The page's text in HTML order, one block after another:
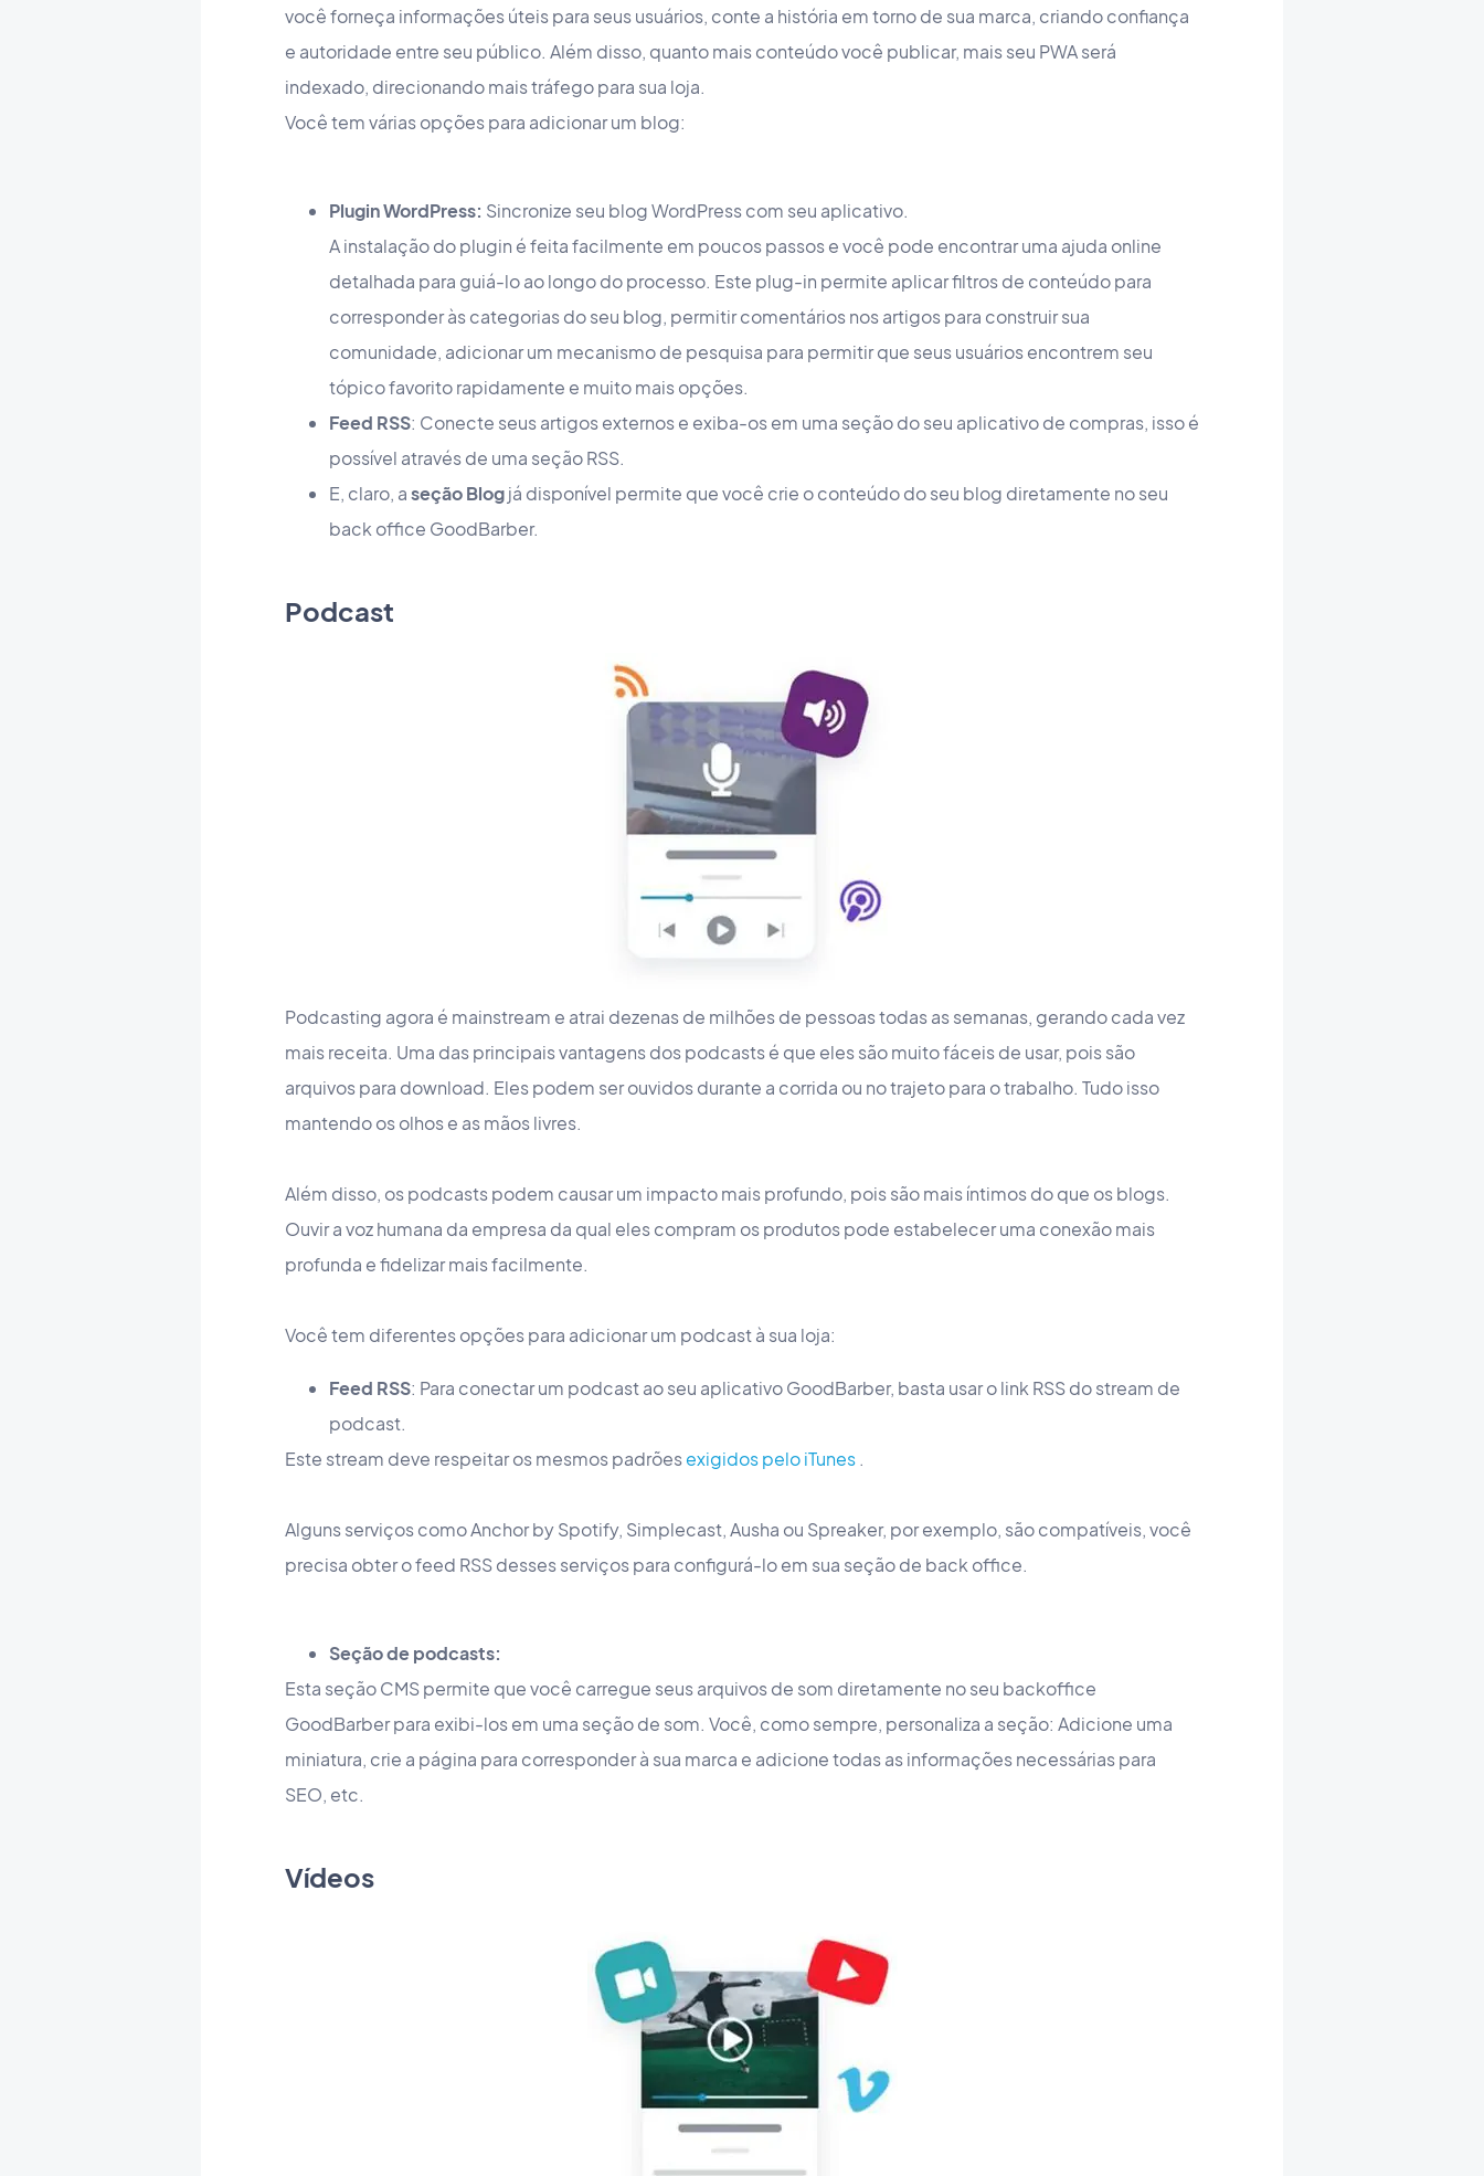
você forneça informações úteis para seus usuários, conte a história em torno de sua marca, criando confiança
e autoridade entre seu público. Além disso, quanto mais conteúdo você publicar, mais seu PWA será
indexado, direcionando mais tráfego para sua loja.
Você tem várias opções para adicionar um blog:
Plugin WordPress: Sincronize seu blog WordPress com seu aplicativo.
A instalação do plugin é feita facilmente em poucos passos e você pode encontrar uma ajuda online
detalhada para guiá-lo ao longo do processo. Este plug-in permite aplicar filtros de conteúdo para
corresponder às categorias do seu blog, permitir comentários nos artigos para construir sua
comunidade, adicionar um mecanismo de pesquisa para permitir que seus usuários encontrem seu
tópico favorito rapidamente e muito mais opções.
Feed RSS: Conecte seus artigos externos e exiba-os em uma seção do seu aplicativo de compras, isso é
possível através de uma seção RSS.
E, claro, aseção Blogjá disponível permite que você crie o conteúdo do seu blog diretamente no seu
back office GoodBarber.
Podcast
Podcasting agora é mainstream e atrai dezenas de milhões de pessoas todas as semanas, gerando cada vez
mais receita. Uma das principais vantagens dos podcasts é que eles são muito fáceis de usar, pois são
arquivos para download. Eles podem ser ouvidos durante a corrida ou no trajeto para o trabalho. Tudo isso
mantendo os olhos e as mãos livres.
Além disso, os podcasts podem causar um impacto mais profundo, pois são mais íntimos do que os blogs.
Ouvir a voz humana da empresa da qual eles compram os produtos pode estabelecer uma conexão mais
profunda e fidelizar mais facilmente.
Você tem diferentes opções para adicionar um podcast à sua loja:
Feed RSS: Para conectar um podcast ao seu aplicativo GoodBarber, basta usar o link RSS do stream de
podcast.
Este stream deve respeitar os mesmos padrõesexigidos pelo iTunes .
Alguns serviços como Anchor by Spotify, Simplecast, Ausha ou Spreaker, por exemplo, são compatíveis, você
precisa obter o feed RSS desses serviços para configurá-lo em sua seção de back office.
Seção de podcasts:
Esta seção CMS permite que você carregue seus arquivos de som diretamente no seu backoffice
GoodBarber para exibi-los em uma seção de som. Você, como sempre, personaliza a seção: Adicione uma
miniatura, crie a página para corresponder à sua marca e adicione todas as informações necessárias para
SEO, etc.
Vídeos